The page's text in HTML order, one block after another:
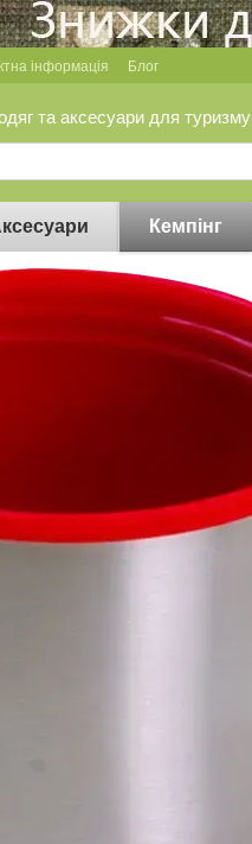
інформація Блог
та аксесуари для туризму
Кемпінг